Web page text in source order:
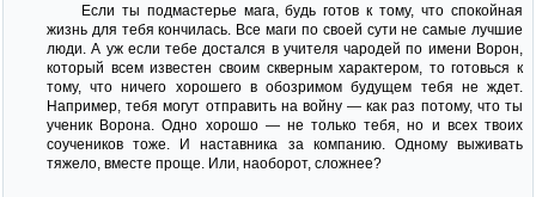
Если ты подмастерье мага, будь готов к тому, что спокойная
жизнь для тебя кончилась. Все маги по своей сути не самые лучшие
люди. А уж если тебе достался в учителя чародей по имени Ворон,
который всем известен своим скверным характером, то готовься к
тому, что ничего хорошего в обозримом будущем тебя не ждет.
Например, тебя могут отправить на войну — как раз потому, что ты
ученик Ворона. Одно хорошо — не только тебя, но и всех твоих
соучеников тоже. И наставника за компанию. Одному выживать
тяжело, вместе проще. Или, наоборот, сложнее?